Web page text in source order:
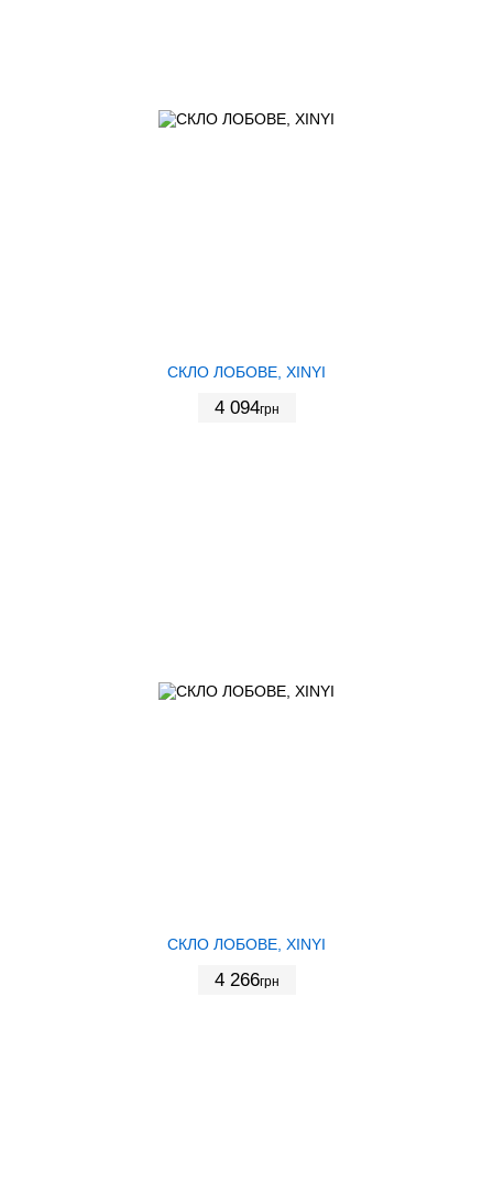
СКЛО ЛОБОВЕ, XINYI
4 094грн
СКЛО ЛОБОВЕ, XINYI
4 266грн